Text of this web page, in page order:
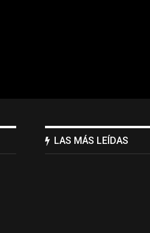
LAS MÁS LEÍDAS